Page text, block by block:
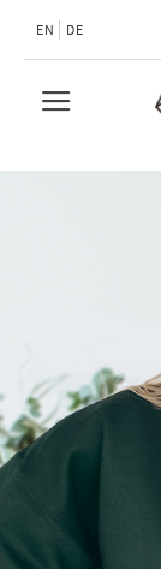
EN DE